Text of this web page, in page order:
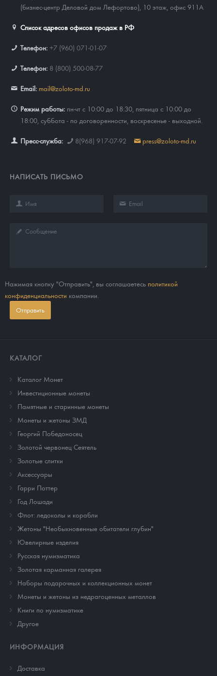
(бизнес-центр Деловой дом Лефортово), 10 этаж, офис 911А
Список адресов офисов продаж в РФ
Телефон: +7 (960) 071-01-07
Телефон: 8 (800) 500-08-77
Email: mail@zoloto-md.ru
Режим работы: пн-чт с 10:00 до 18:30, пятница с 10:00 до
18:00, суббота - по договоренности, воскресенье - выходной.
Пресс-служба: 8(968) 917-07-92 press@zoloto-md.ru
НАПИСАТЬ ПИСЬМО
Нажимая кнопку "Отправить", вы соглашаетесь политикой
конфиденциальности компании.
Отправить
КАТАЛОГ
Каталог Монет
Инвестиционные монеты
Памятные и старинные монеты
Монеты и жетоны ЗМД
Георгий Победоносец
Золотой червонец Сеятель
Золотые слитки
Аксессуары
Гарри Поттер
Год Лошади
Флот: ледоколы и корабли
Жетоны "Необыкновенные обитатели глубин"
Ювелирные изделия
Русская нумизматика
Золотая карманная галерея
Наборы подарочных и коллекционных монет
Монеты и жетоны из недрагоценных металлов
Книги по нумизматике
Другое
ИНФОРМАЦИЯ
Доставка